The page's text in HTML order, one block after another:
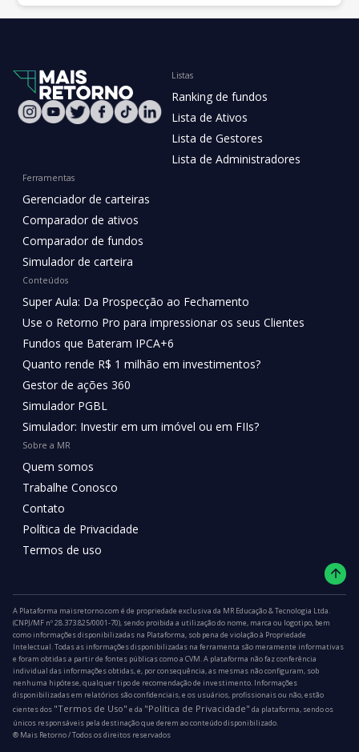
Listas
Ranking de fundos
Lista de Ativos
Lista de Gestores
Lista de Administradores
Ferramentas
Gerenciador de carteiras
Comparador de ativos
Comparador de fundos
Simulador de carteira
Conteúdos
Super Aula: Da Prospecção ao Fechamento
Use o Retorno Pro para impressionar os seus Clientes
Fundos que Bateram IPCA+6
Quanto rende R$ 1 milhão em investimentos?
Gestor de ações 360
Simulador PGBL
Simulador: Investir em um imóvel ou em FIIs?
Sobre a MR
Quem somos
Trabalhe Conosco
Contato
Política de Privacidade
Termos de uso
A Plataforma maisretorno.com é de propriedade exclusiva da MR Educação & Tecnologia Ltda.
(CNPJ/MF nº 28.373.825/0001-70), sendo proibida a utilização do nome, marca ou logotipo, bem
como informações disponibilizadas na Plataforma, sob pena de violação à Propriedade
Intelectual. Todas as informações disponibilizadas na ferramenta são meramente informativas
e foram obtidas a partir de fontes públicas como a CVM. A plataforma não faz conferência
individual das informações obtidas, e, por consequência, as mesmas não configuram, sob
nenhuma hipótese, qualquer tipo de recomendação de investimento. Informações
disponibilizadas em relatórios são confidenciais, e os usuários, profissionais ou não, estão
cientes dos "Termos de Uso" e da "Política de Privacidade" da plataforma, sendo os
únicos responsáveis pela destinação que derem ao conteúdo disponibilizado.
®️ Mais Retorno / Todos os direitos reservados